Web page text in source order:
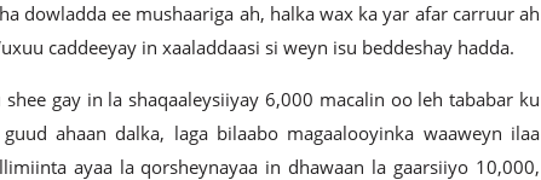
dowladda ee mushaariga ah, halka wax ka yar afar carruur ah
caddeeyay in xaaladdaasi si weyn isu beddeshay hadda.
gay in la shaqaaleysiiyay 6,000 macalin oo leh tababar ku
ahaan dalka, laga bilaabo magaalooyinka waaweyn ilaa
ayaa la qorsheynayaa in dhawaan la gaarsiiyo 10,000,